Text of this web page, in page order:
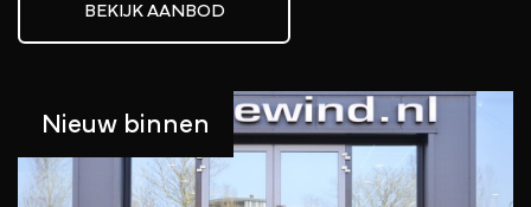
BEKIJK AANBOD
Nieuw binnen